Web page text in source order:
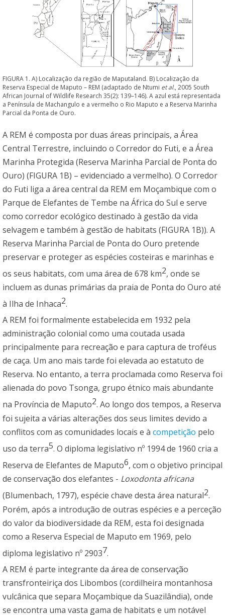
FIGURA 1. A) Localização da região de Maputaland. B) Localização da
Reserva Especial de Maputo – REM (adaptado de Ntumi et al., 2005 South
African Journal of Wildlife Research 35(2): 139–146). A azul está representada
a Península de Machangulo e a vermelho o Rio Maputo e a Reserva Marinha
Parcial da Ponta de Ouro.
A REM é composta por duas áreas principais, a Área
Central Terrestre, incluindo o Corredor do Futi, e a Área
Marinha Protegida (Reserva Marinha Parcial de Ponta do
Ouro) (FIGURA 1B) – evidenciado a vermelho). O Corredor
do Futi liga a área central da REM em Moçambique com o
Parque de Elefantes de Tembe na África do Sul e serve
como corredor ecológico destinado à gestão da vida
selvagem e também à gestão de habitats (FIGURA 1B)). A
Reserva Marinha Parcial de Ponta do Ouro pretende
preservar e proteger as espécies costeiras e marinhas e
os seus habitats, com uma área de 678 km2, onde se
incluem as dunas primárias da praia de Ponta do Ouro até
à Ilha de Inhaca2.
A REM foi formalmente estabelecida em 1932 pela
administração colonial como uma coutada usada
principalmente para recreação e para captura de troféus
de caça. Um ano mais tarde foi elevada ao estatuto de
Reserva. No entanto, a terra proclamada como Reserva foi
alienada do povo Tsonga, grupo étnico mais abundante
na Província de Maputo2. Ao longo dos tempos, a Reserva
foi sujeita a várias alterações dos seus limites devido a
conflitos com as comunidades locais e à competição pelo
uso da terra5. O diploma legislativo nº 1994 de 1960 cria a
Reserva de Elefantes de Maputo6, com o objetivo principal
de conservação dos elefantes - Loxodonta africana
(Blumenbach, 1797), espécie chave desta área natural2.
Porém, após a introdução de outras espécies e a perceção
do valor da biodiversidade da REM, esta foi designada
como a Reserva Especial de Maputo em 1969, pelo
diploma legislativo nº 29037.
A REM é parte integrante da área de conservação
transfronteiriça dos Libombos (cordilheira montanhosa
vulcânica que separa Moçambique da Suazilândia), onde
se encontra uma vasta gama de habitats e um notável